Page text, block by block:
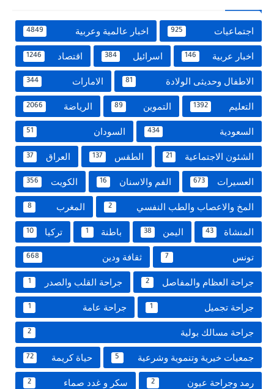
اجتماعيات 925 اخبار عالمية وعربية 4849
اخبار عربية 146 اسرائيل 384 اقتصاد 1246
الاطفال وحديثى الولادة 81 الامارات 344
التعليم 1392 التموين 89 الرياضة 2066
السعودية 434 السودان 51
الشئون الاجتماعية 21 الطقس 137 العراق 37
العسيرات 673 الفم والاسنان 16 الكويت 356
المخ والاعصاب والطب النفسي 2 المغرب 8
المنشاة 43 اليمن 38 باطنة 1 تركيا 10
تونس 7 ثقافة ودين 668
جراحة العظام والمفاصل 2 جراحة القلب والصدر 1
جراحة تجميل 1 جراحة عامة 1
جراحة مسالك بولية 2
جمعيات خيرية وتنموية وشرعية 5 حياة كريمة 72
رمد وجراحة عيون 2 سكر و غدد صماء 2